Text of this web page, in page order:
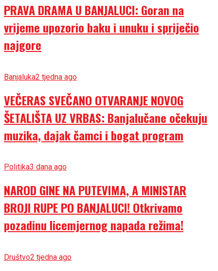
PRAVA DRAMA U BANJALUCI: Goran na
vrijeme upozorio baku i unuku i spriječio
najgore
Banjaluka2 tjedna ago
VEČERAS SVEČANO OTVARANJE NOVOG
ŠETALIŠTA UZ VRBAS: Banjalučane očekuju
muzika, dajak čamci i bogat program
Politika3 dana ago
NAROD GINE NA PUTEVIMA, A MINISTAR
BROJI RUPE PO BANJALUCI! Otkrivamo
pozadinu licemjernog napada režima!
Društvo2 tjedna ago